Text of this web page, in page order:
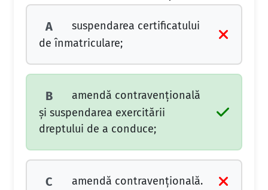
A
suspendarea certificatului
de înmatriculare;
B
amendă contravenţională
şi suspendarea exercitării
dreptului de a conduce;
C amendă contravenţională.